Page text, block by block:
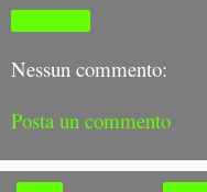
Nessun commento:
Posta un commento